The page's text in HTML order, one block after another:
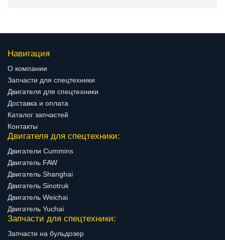
Навигация
О компании
Запчасти для спецтехники
Двигателя для спецтехники
Доставка и оплата
Каталог запчастей
Контакты
Двигателя для спецтехники:
Двигатели Cummins
Двигатель FAW
Двигатель Shanghai
Двигатель Sinotruk
Двигатель Weichai
Двигатель Yuchai
Запчасти для спецтехники:
Запчасти на бульдозер